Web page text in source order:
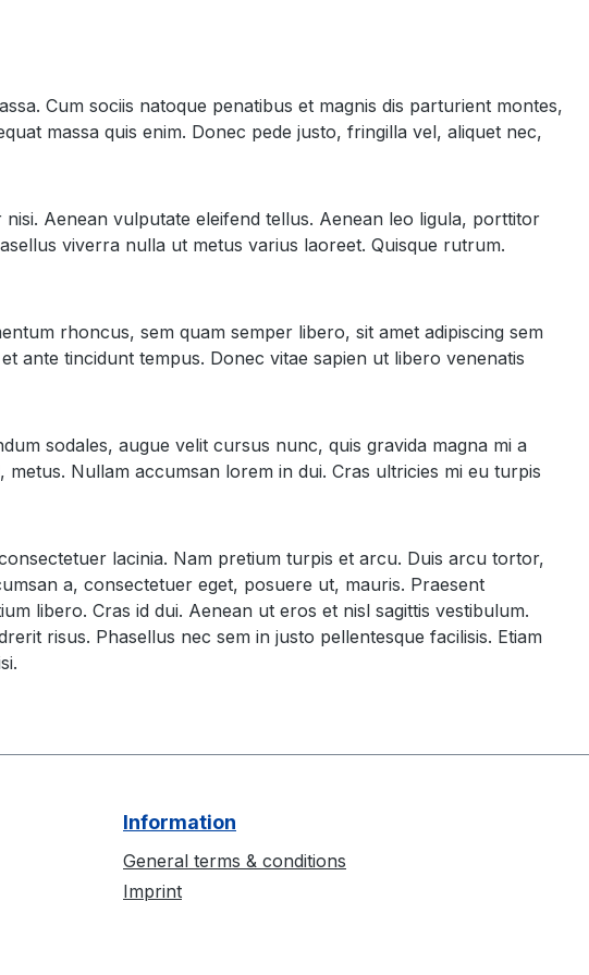
Cum sociis natoque penatibus et magnis dis parturient montes,
massa quis enim. Donec pede justo, fringilla vel, aliquet nec,
Aenean vulputate eleifend tellus. Aenean leo ligula, porttitor
viverra nulla ut metus varius laoreet. Quisque rutrum.
rhoncus, sem quam semper libero, sit amet adipiscing sem
ante tincidunt tempus. Donec vitae sapien ut libero venenatis
sodales, augue velit cursus nunc, quis gravida magna mi a
Nullam accumsan lorem in dui. Cras ultricies mi eu turpis
lacinia. Nam pretium turpis et arcu. Duis arcu tortor,
a, consectetuer eget, posuere ut, mauris. Praesent
libero. Cras id dui. Aenean ut eros et nisl sagittis vestibulum.
risus. Phasellus nec sem in justo pellentesque facilisis. Etiam
Information
General terms & conditions
Imprint